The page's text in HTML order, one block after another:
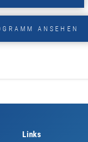
ANSEHEN
Links